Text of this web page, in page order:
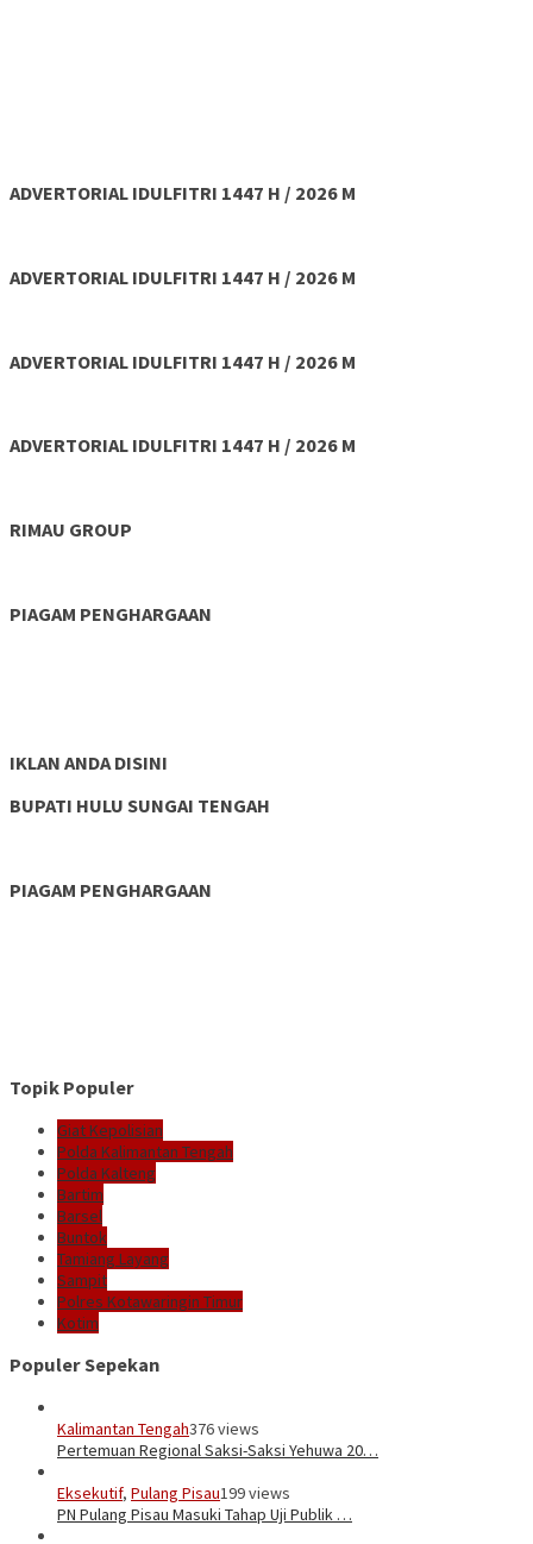
ADVERTORIAL IDULFITRI 1447 H / 2026 M
ADVERTORIAL IDULFITRI 1447 H / 2026 M
ADVERTORIAL IDULFITRI 1447 H / 2026 M
ADVERTORIAL IDULFITRI 1447 H / 2026 M
RIMAU GROUP
PIAGAM PENGHARGAAN
IKLAN ANDA DISINI
BUPATI HULU SUNGAI TENGAH
PIAGAM PENGHARGAAN
Topik Populer
Giat Kepolisian
Polda Kalimantan Tengah
Polda Kalteng
Bartim
Barsel
Buntok
Tamiang Layang
Sampit
Polres Kotawaringin Timur
Kotim
Populer Sepekan
Kalimantan Tengah376 views
Pertemuan Regional Saksi-Saksi Yehuwa 20…
Eksekutif, Pulang Pisau199 views
PN Pulang Pisau Masuki Tahap Uji Publik …